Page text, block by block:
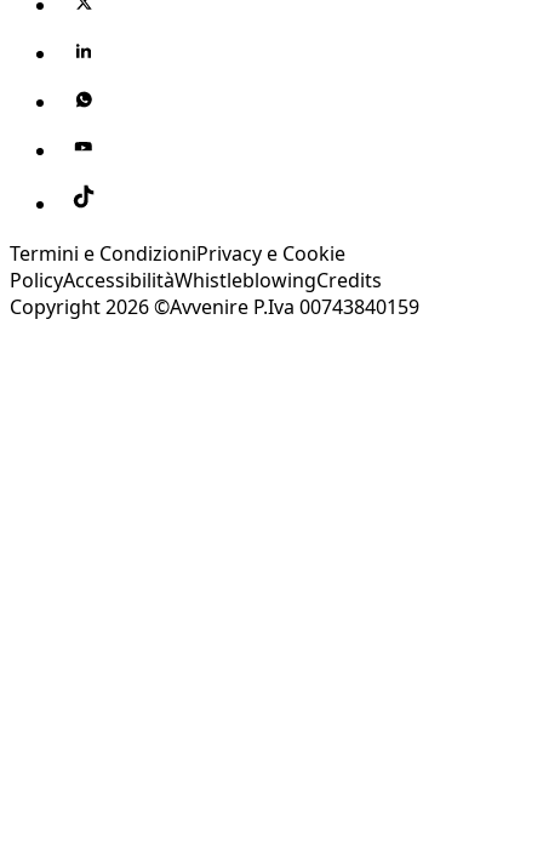
Termini e CondizioniPrivacy e Cookie
PolicyAccessibilitàWhistleblowingCredits
Copyright 2026 ©Avvenire P.Iva 00743840159